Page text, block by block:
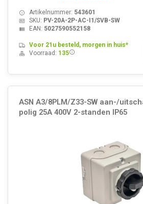
Artikelnummer: 543601
SKU: PV-20A-2P-AC-I1/SVB-SW
EAN: 5027590552158
Voor 21u besteld, morgen in huis*
Voorraad: 135
ASN A3/8PLM/Z33-SW aan-/
polig 25A 400V 2-standen IP65